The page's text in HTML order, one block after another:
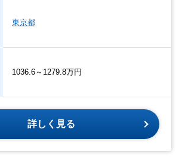
東京都
1036.6～1279.8万円
詳しく見る